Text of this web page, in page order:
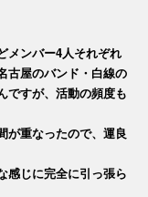
メンバー4人それぞれ
古屋のバンド・白線の
ですが、活動の頻度も
が重なったので、運良
感じに完全に引っ張ら